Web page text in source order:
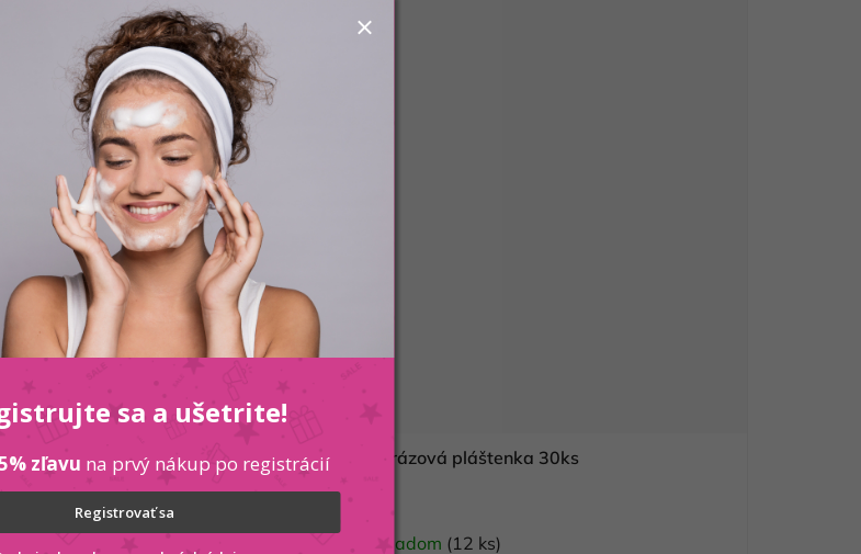
- 65 Vitael jednorázová pláštenka 30ks
Skladom (12 ks)
sa a ušetrite!
zľavu na prvý nákup po registrácií
Registrovať sa